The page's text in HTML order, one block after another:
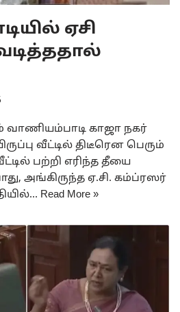
ஏசி
வாணியம்பாடி காஜா நகர்
வீட்டில் திடீரென பெரும்
பற்றி எரிந்த தீயை
அங்கிருந்த ஏ.சி. கம்ப்ரஸர்
Read More »